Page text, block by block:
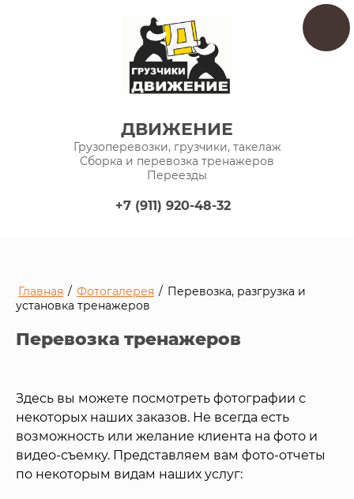
ДВИЖЕНИЕ
Грузоперевозки, грузчики, такелаж
Сборка и перевозка тренажеров
Переезды
+7 (911) 920-48-32
Главная / Фотогалерея / Перевозка, разгрузка и
установка тренажеров
Перевозка тренажеров
Здесь вы можете посмотреть фотографии с
некоторых наших заказов. Не всегда есть
возможность или желание клиента на фото и
видео-съемку. Представляем вам фото-отчеты
по некоторым видам наших услуг: